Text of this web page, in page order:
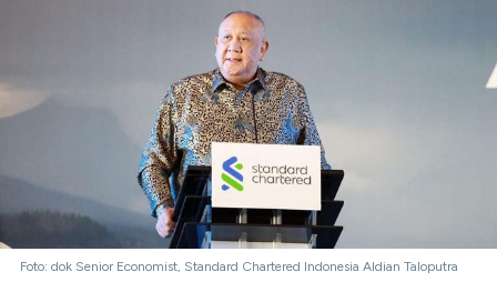
Foto: dok Senior Economist, Standard Chartered Indonesia Aldian Taloputra